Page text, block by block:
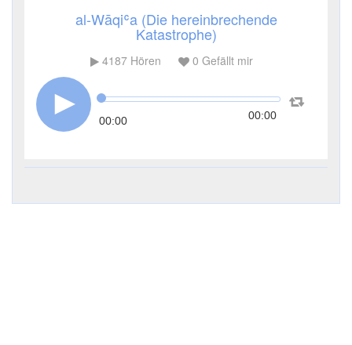
al-Wāqiʿa (Die hereinbrechende
Katastrophe)
4187Hören 0 Gefällt mir
00:00 00:00